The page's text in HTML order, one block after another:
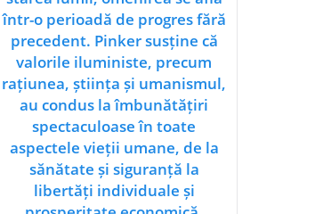
într-o perioadă de progres fără
precedent. Pinker susține că
valorile iluministe, precum
rațiunea, știința și umanismul,
au condus la îmbunătățiri
spectaculoase în toate
aspectele vieții umane, de la
sănătate și siguranță la
libertăți individuale și